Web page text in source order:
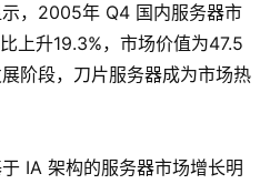
，2005年 Q4 国内服务器市
上升19.3%，市场价值为47.5
阶段，刀片服务器成为市场热
架构的服务器市场增长明